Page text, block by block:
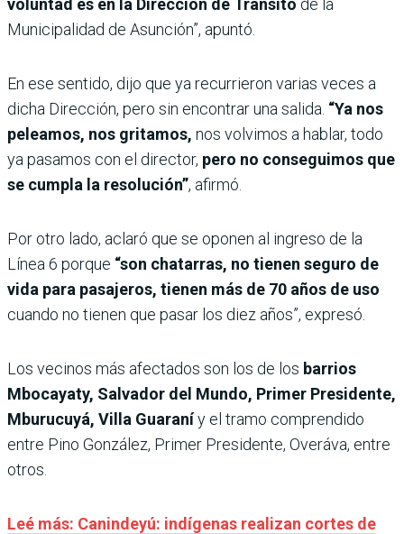
voluntad es en la Dirección de Tránsito de la
Municipalidad de Asunción”, apuntó.
En ese sentido, dijo que ya recurrieron varias veces a
dicha Dirección, pero sin encontrar una salida. “Ya nos
peleamos, nos gritamos, nos volvimos a hablar, todo
ya pasamos con el director, pero no conseguimos que
se cumpla la resolución”, afirmó.
Por otro lado, aclaró que se oponen al ingreso de la
Línea 6 porque “son chatarras, no tienen seguro de
vida para pasajeros, tienen más de 70 años de uso
cuando no tienen que pasar los diez años”, expresó.
Los vecinos más afectados son los de los barrios
Mbocayaty, Salvador del Mundo, Primer Presidente,
Mburucuyá, Villa Guaraníy el tramo comprendido
entre Pino González, Primer Presidente, Overáva, entre
otros.
Leé más: Canindeyú: indígenas realizan cortes de